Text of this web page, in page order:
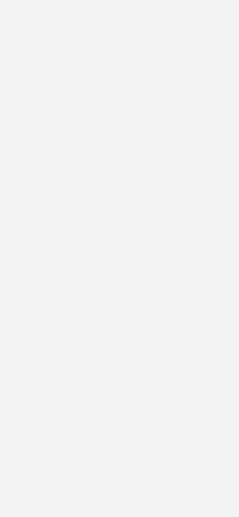
(40) mit Wirkung zum 1.
der Geschäftsleitung